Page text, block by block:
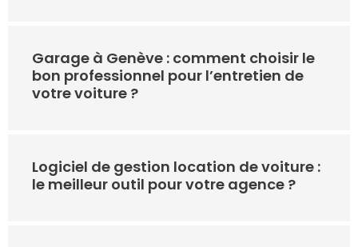
Garage à Genève : comment choisir le
bon professionnel pour l’entretien de
votre voiture ?
Logiciel de gestion location de voiture :
le meilleur outil pour votre agence ?